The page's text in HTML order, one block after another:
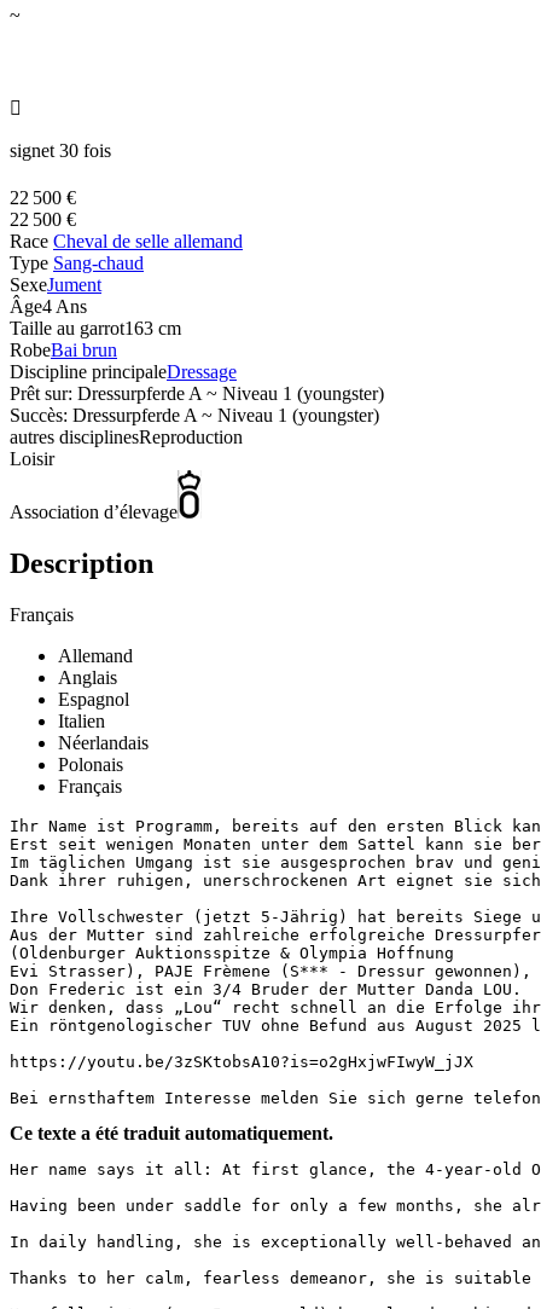
~

signet 30 fois
22 500 €
22 500 €
Race Cheval de selle allemand
Type Sang-chaud
SexeJument
Âge4 Ans
Taille au garrot163 cm
RobeBai brun
Discipline principaleDressage
Prêt sur: Dressurpferde A ~ Niveau 1 (youngster)
Succès: Dressurpferde A ~ Niveau 1 (youngster)
autres disciplinesReproduction
Loisir
Association d’élevage
Description
Français
Allemand
Anglais
Espagnol
Italien
Néerlandais
Polonais
Français
Ihr Name ist Programm, bereits auf den ersten Blick
Erst seit wenigen Monaten unter dem Sattel kann sie
Im täglichen Umgang ist sie ausgesprochen brav und
Dank ihrer ruhigen, unerschrockenen Art eignet sie
Ihre Vollschwester (jetzt 5-Jährig) hat bereits Siege
Aus der Mutter sind zahlreiche erfolgreiche
(Oldenburger Auktionsspitze & Olympia Hoffnung
Evi Strasser), PAJE Frèmene (S*** - Dressur gewonnen),
Don Frederic ist ein 3/4 Bruder der Mutter Danda LOU.
Wir denken, dass „Lou“ recht schnell an die Erfolge
Ein röntgenologischer TUV ohne Befund aus August
https://youtu.be/3zSKtobsA10?is=o2gHxjwFIwyW_jJX
Bei ernsthaftem Interesse melden Sie sich gerne
Ce texte a été traduit automatiquement.
Her name says it all: At first glance, the 4-year-old
Having been under saddle for only a few months, she
In daily handling, she is exceptionally well-behaved
Thanks to her calm, fearless demeanor, she is